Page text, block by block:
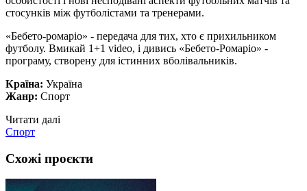
стосунків між футболістами та тренерами.
«Бебето-ромаріо» - передача для тих, хто є прихильником
футболу. Вмикай 1+1 video, і дивись «Бебето-Ромаріо» -
програму, створену для істинних вболівальників.
Країна: Україна
Жанр: Спорт
Читати далі
Спорт
Схожі проєкти